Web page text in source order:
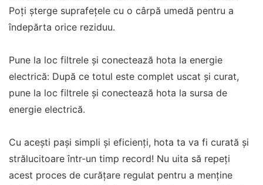
Poți șterge suprafețele cu o cârpă umedă pentru a
îndepărta orice reziduu.
Pune la loc filtrele și conectează hota la energie
electrică: După ce totul este complet uscat și curat,
pune la loc filtrele și conectează hota la sursa de
energie electrică.
Cu acești pași simpli și eficienți, hota ta va fi curată și
strălucitoare într-un timp record! Nu uita să repeți
acest proces de curățare regulat pentru a menține